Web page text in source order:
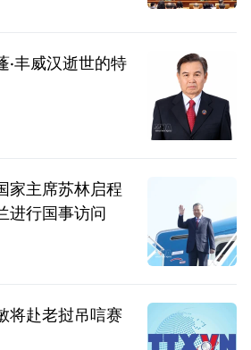
·丰威汉逝世的特
家主席苏林启程
进行国事访问
将赴老挝吊唁赛